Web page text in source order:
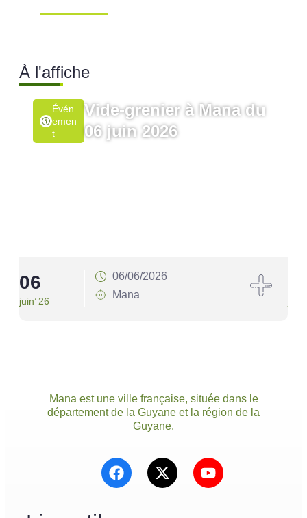
À l'affiche
Évén
Emen
T
Vide-grenier à Mana du
06 juin 2026
06
juin’ 26
06/06/2026
Mana
Mana est une ville française, située dans le
département de la Guyane et la région de la
Guyane.